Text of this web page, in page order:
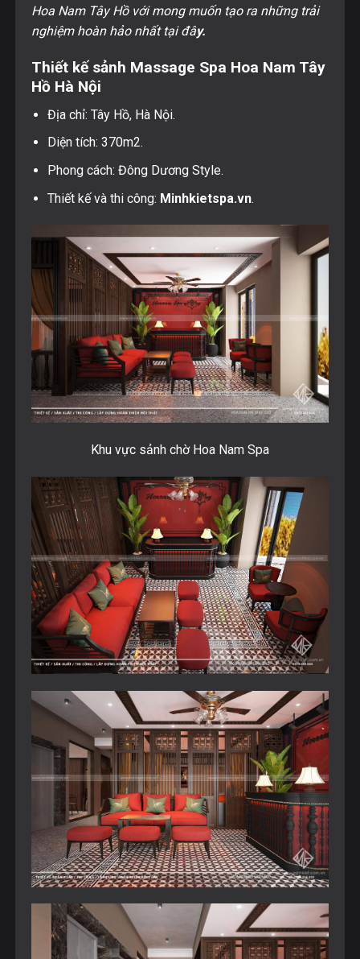
Hoa Nam Tây Hồ với mong muốn tạo ra những trải
nghiệm hoàn hảo nhất tại đây.
Thiết kế sảnh Massage Spa Hoa Nam Tây
Hồ Hà Nội
Địa chỉ: Tây Hồ, Hà Nội.
Diện tích: 370m2.
Phong cách: Đông Dương Style.
Thiết kế và thi công: Minhkietspa.vn.
Khu vực sảnh chờ Hoa Nam Spa